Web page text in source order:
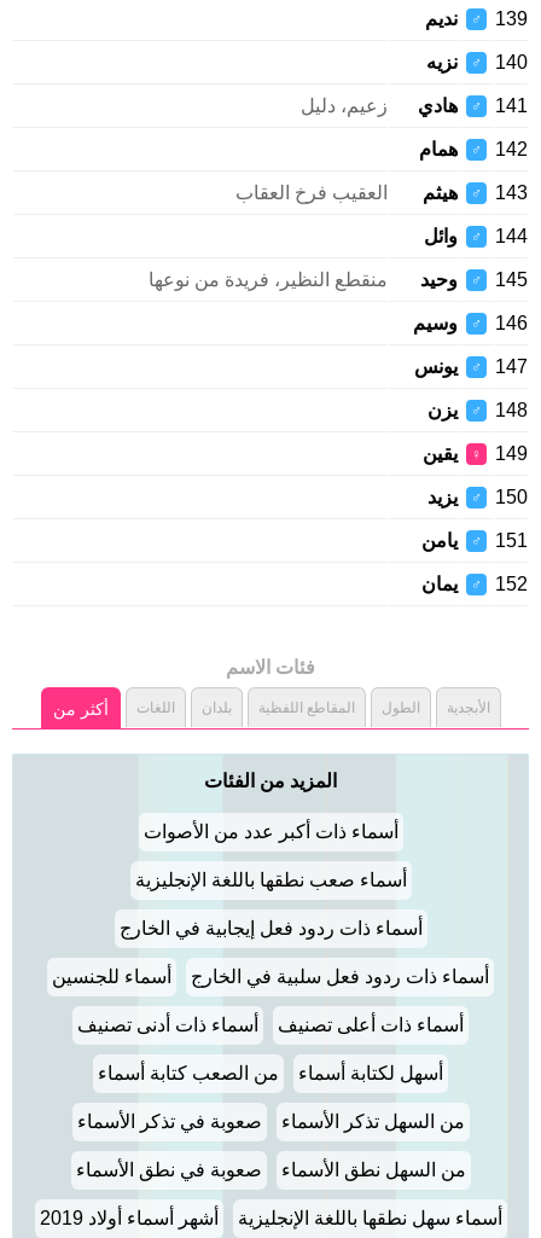
139
♂ نديم
140
♂ نزيه
141
♂ هادي زعيم، دليل
142
♂ همام
143
♂ هيثم العقيب فرخ العقاب
144
♂ وائل
145
♂ وحيد منقطع النظير، فريدة من نوعها
146
♂ وسيم
147
♂ يونس
148
♂ يزن
149
♀ يقين
150
♂ يزيد
151
♂ يامن
152
♂ يمان
فئات الاسم
الأبجدية الطول المقاطع اللفظية بلدان اللغات أكثر من
المزيد من الفئات
أسماء ذات أكبر عدد من الأصوات
أسماء صعب نطقها باللغة الإنجليزية
أسماء ذات ردود فعل إيجابية في الخارج
أسماء ذات ردود فعل سلبية في الخارج أسماء للجنسين
أسماء ذات أعلى تصنيف أسماء ذات أدنى تصنيف
أسهل لكتابة أسماء من الصعب كتابة أسماء
من السهل تذكر الأسماء صعوبة في تذكر الأسماء
من السهل نطق الأسماء صعوبة في نطق الأسماء
أسماء سهل نطقها باللغة الإنجليزية أشهر أسماء أولاد 2019